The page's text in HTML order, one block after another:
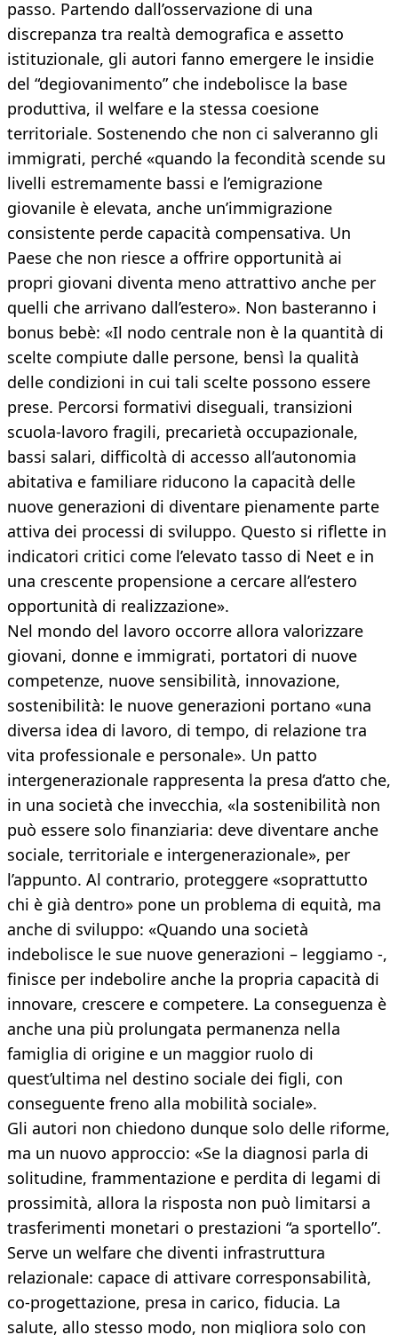
passo. Partendo dall’osservazione di una
discrepanza tra realtà demografica e assetto
istituzionale, gli autori fanno emergere le insidie
del “degiovanimento” che indebolisce la base
produttiva, il welfare e la stessa coesione
territoriale. Sostenendo che non ci salveranno gli
immigrati, perché «quando la fecondità scende su
livelli estremamente bassi e l’emigrazione
giovanile è elevata, anche un’immigrazione
consistente perde capacità compensativa. Un
Paese che non riesce a offrire opportunità ai
propri giovani diventa meno attrattivo anche per
quelli che arrivano dall’estero». Non basteranno i
bonus bebè: «Il nodo centrale non è la quantità di
scelte compiute dalle persone, bensì la qualità
delle condizioni in cui tali scelte possono essere
prese. Percorsi formativi diseguali, transizioni
scuola-lavoro fragili, precarietà occupazionale,
bassi salari, difficoltà di accesso all’autonomia
abitativa e familiare riducono la capacità delle
nuove generazioni di diventare pienamente parte
attiva dei processi di sviluppo. Questo si riflette in
indicatori critici come l’elevato tasso di Neet e in
una crescente propensione a cercare all’estero
opportunità di realizzazione».
Nel mondo del lavoro occorre allora valorizzare
giovani, donne e immigrati, portatori di nuove
competenze, nuove sensibilità, innovazione,
sostenibilità: le nuove generazioni portano «una
diversa idea di lavoro, di tempo, di relazione tra
vita professionale e personale». Un patto
intergenerazionale rappresenta la presa d’atto che,
in una società che invecchia, «la sostenibilità non
può essere solo finanziaria: deve diventare anche
sociale, territoriale e intergenerazionale», per
l’appunto. Al contrario, proteggere «soprattutto
chi è già dentro» pone un problema di equità, ma
anche di sviluppo: «Quando una società
indebolisce le sue nuove generazioni – leggiamo -,
finisce per indebolire anche la propria capacità di
innovare, crescere e competere. La conseguenza è
anche una più prolungata permanenza nella
famiglia di origine e un maggior ruolo di
quest’ultima nel destino sociale dei figli, con
conseguente freno alla mobilità sociale».
Gli autori non chiedono dunque solo delle riforme,
ma un nuovo approccio: «Se la diagnosi parla di
solitudine, frammentazione e perdita di legami di
prossimità, allora la risposta non può limitarsi a
trasferimenti monetari o prestazioni “a sportello”.
Serve un welfare che diventi infrastruttura
relazionale: capace di attivare corresponsabilità,
co-progettazione, presa in carico, fiducia. La
salute, allo stesso modo, non migliora solo con